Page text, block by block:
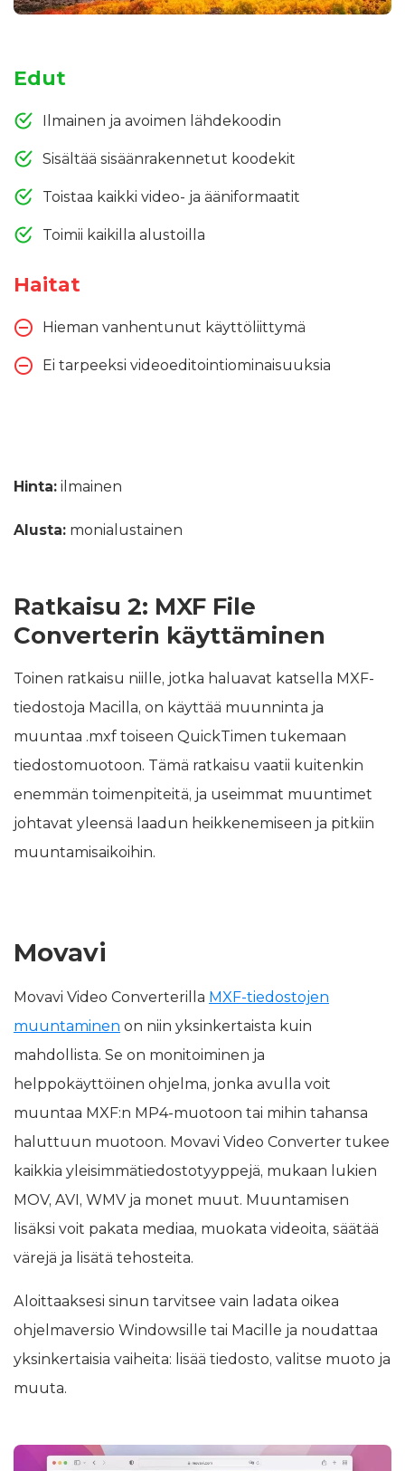
Edut
Ilmainen ja avoimen lähdekoodin
Sisältää sisäänrakennetut koodekit
Toistaa kaikki video- ja ääniformaatit
Toimii kaikilla alustoilla
Haitat
Hieman vanhentunut käyttöliittymä
Ei tarpeeksi videoeditointiominaisuuksia
Hinta: ilmainen
Alusta: monialustainen
Ratkaisu 2: MXF File
Converterin käyttäminen
Toinen ratkaisu niille, jotka haluavat katsella MXF-
tiedostoja Macilla, on käyttää muunninta ja
muuntaa .mxf toiseen QuickTimen tukemaan
tiedostomuotoon. Tämä ratkaisu vaatii kuitenkin
enemmän toimenpiteitä, ja useimmat muuntimet
johtavat yleensä laadun heikkenemiseen ja pitkiin
muuntamisaikoihin.
Movavi
Movavi Video Converterilla MXF-tiedostojen
muuntaminen on niin yksinkertaista kuin
mahdollista. Se on monitoiminen ja
helppokäyttöinen ohjelma, jonka avulla voit
muuntaa MXF:n MP4-muotoon tai mihin tahansa
haluttuun muotoon. Movavi Video Converter tukee
kaikkia yleisimmätiedostotyyppejä, mukaan lukien
MOV, AVI, WMV ja monet muut. Muuntamisen
lisäksi voit pakata mediaa, muokata videoita, säätää
värejä ja lisätä tehosteita.
Aloittaaksesi sinun tarvitsee vain ladata oikea
ohjelmaversio Windowsille tai Macille ja noudattaa
yksinkertaisia vaiheita: lisää tiedosto, valitse muoto ja
muuta.